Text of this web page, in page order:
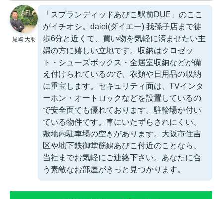
尾崎 大助
「スプランディッドあびこ駅前DUE」のここ
がイチオシ。daiei(ダイエー) 我孫子店まで徒
歩6分と近くて、買い物を気軽に済ませたい主
婦の方に嬉しい立地です。収納はクロゼッ
ト・シューズボックス・全居室収納などが備
え付けられているので、衣類や日用品の収納
に重宝します。セキュリティ面は、TVインタ
ーホン・オートロックなどを設置しているの
で安全面でも優れております。駐輪場が付い
ている物件です。車にいたずらされにくい、
敷地内駐車場の空きがあります。大阪市住吉
区や地下鉄御堂筋線あびこ付近のことなら、
当社までお気軽にご連絡下さい。あなたに合
う素敵なお部屋がきっと見つかります。